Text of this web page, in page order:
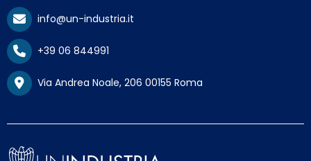
info@un-industria.it
+39 06 844991
Via Andrea Noale, 206 00155 Roma